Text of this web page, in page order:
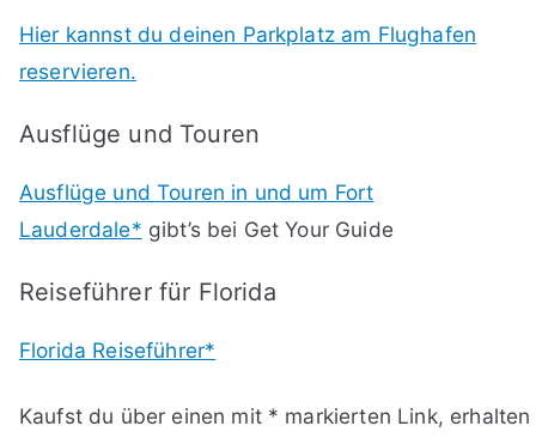
Hier kannst du deinen Parkplatz am Flughafen
reservieren.
Ausflüge und Touren
Ausflüge und Touren in und um Fort
Lauderdale* gibt’s bei Get Your Guide
Reiseführer für Florida
Florida Reiseführer*
Kaufst du über einen mit * markierten Link, erhalten